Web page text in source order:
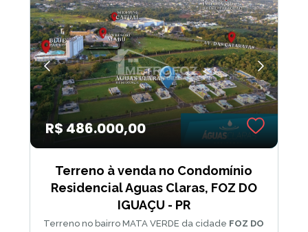
R$ 486.000,00
Terreno à venda no Condomínio
Residencial Aguas Claras, FOZ DO
IGUAÇU - PR
Terreno no bairro MATA VERDE da cidade FOZ DO